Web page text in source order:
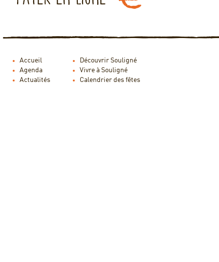
Accueil
Agenda
Actualités
Découvrir Souligné
Vivre à Souligné
Calendrier des fêtes